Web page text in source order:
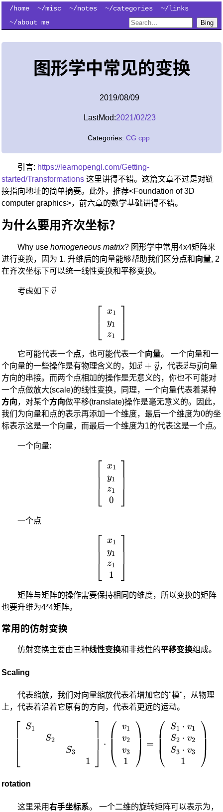
/home ~/misc ~/notes ~/categories
~/links
~/about me
Bing
图形学中常见的变换
2019/08/09
LastMod:2021/02/23
Categories: CG cpp
引言: https://learnopengl.com/Getting-
started/Transformations 这里讲得不错。这篇文章不过是对链
接指向地址的简单摘要。此外，推荐<Foundation of 3D
computer graphics>，前六章的数学基础讲得不错。
为什么要用齐次坐标？
Why usehomogeneous matrix? 图形学中常用4x4矩阵来
进行变换，因为 1. 升维后的向量能够帮助我们区分点和向量, 2
在齐次坐标下可以统一线性变换和平移变换。
考虑如下\vec{v}
v
\left[ \begin{array}{cc}
⎣
⎡ x1
y1
z1 ⎦
⎤
它可能代表一个点，也可能代表一个向量。 一个向量和一
个向量的一些操作是有物理含义的，如\vec
x +
\vec
y
x + y，代表\vec
x
x与\vec
y
y向量
方向的串接。而两个点相加的操作是无意义的，你也不可能对
一个点做放大(scale)的线性变换，同理，一个向量代表着某种
方向，对某个方向做平移(translate)操作是毫无意义的。因此，
我们为向量和点的表示再添加一个维度，最后一个维度为0的坐
标表示这是一个向量，而最后一个维度为1的代表这是一个点。
一个向量:
\left[ \begin{array}{cc}
⎣
⎡ x1
y1
z1
0 ⎦
⎤
一个点
\left[ \begin{array}{cc}
⎣
⎡ x1
y1
z1
1 ⎦
⎤
矩阵与矩阵的操作需要保持相同的维度，所以变换的矩阵
也要升维为4*4矩阵。
常用的仿射变换
仿射变换主要由三种线性变换和非线性的平移变换组成。
Scaling
代表缩放，我们对向量缩放代表着增加它的"模"，从物理
上，代表着沿着它原有的方向，代表着更远的运动。
\left[ \begin{array}{cc}
⎣
⎡ S1
S2
S3
1 ⎦
⎤ ⋅
⎝
⎛ v1
v2
v3
1 ⎠
⎞ =
⎝
⎛ S1 ⋅ v1
S2 ⋅ v2
S3 ⋅ v3
1 ⎠
⎞
rotation
这里采用右手坐标系。 一个二维的旋转矩阵可以表示为，